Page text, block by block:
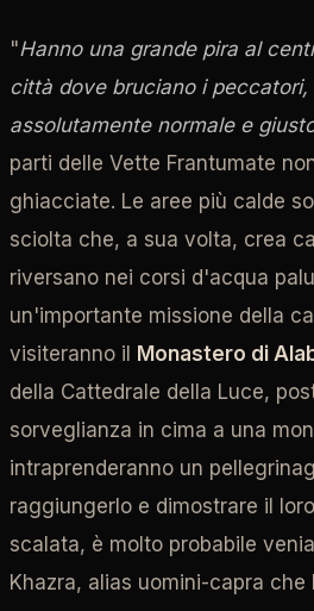
"Hanno una grande pira al
città dove bruciano i peccatori,
assolutamente normale e
parti delle Vette Frantumate
ghiacciate. Le aree più calde
sciolta che, a sua volta, crea
riversano nei corsi d'acqua
un'importante missione della
visiteranno il Monastero di
della Cattedrale della Luce,
sorveglianza in cima a una
intraprenderanno un
raggiungerlo e dimostrare il
scalata, è molto probabile
Khazra, alias uomini-capra